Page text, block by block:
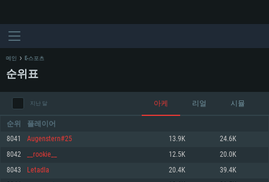
시스템 요구사항
메인 E-스포츠
순위표
지난 달 아케 리얼 시뮬
순위 플레이어
8041 Augenstern#25 13.9K 24.6K
8042 __rookie__ 12.5K 20.0K
8043 Letadla 20.4K 39.4K